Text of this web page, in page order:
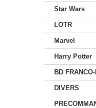
Star Wars
LOTR
Marvel
Harry Potter
BD
DIVERS